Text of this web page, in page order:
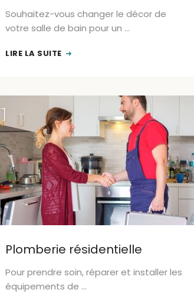
Souhaitez-vous changer le décor de
votre salle de bain pour un …
LIRE LA SUITE
Plomberie résidentielle
Pour prendre soin, réparer et installer les
équipements de …